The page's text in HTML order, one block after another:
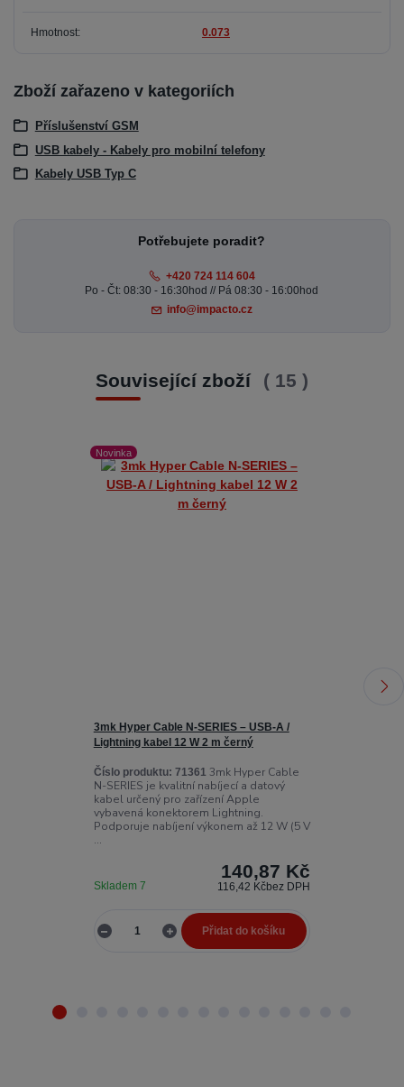
Hmotnost 0.073
Zboží zařazeno v kategoriích
Příslušenství GSM
USB kabely - Kabely pro mobilní telefony
Kabely USB Typ C
Potřebujete poradit?
+420 724 114 604
Po - Čt: 08:30 - 16:30hod // Pá 08:30 - 16:00hod
info@impacto.cz
Související zboží 15
Novinka
3mk Hyper Cable N-SERIES – USB-A /
Lightning kabel 12 W 2 m černý
Číslo produktu: 713613mk Hyper Cable
N-SERIES je kvalitní nabíjecí a datový
kabel určený pro zařízení Apple
vybavená konektorem Lightning.
Podporuje nabíjení výkonem až 12 W (5 V
...
140,87 Kč
116,42 Kčbez DPH
Skladem 7
Přidat do košíku